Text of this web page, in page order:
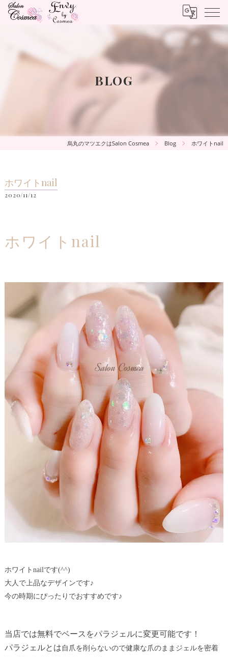
BLOG
烏丸のマツエクはSalon Cosmea Blog ホワイトnail
ホワイトnail
2020/11/12
ホワイトnail
ホワイトnailです(^^)
大人で上品なデザインです♪
今の時期にぴったりでおすすめです♪
当店では無料でベースをパラジェルに変更可能です！
パラジェルとは 自爪を削らないので健康な爪のままジェルを密着